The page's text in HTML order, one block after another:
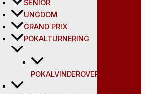
SENIOR
UNGDOM
GRAND PRIX
POKALTURNERING
POKALVINDEROVERSIGT